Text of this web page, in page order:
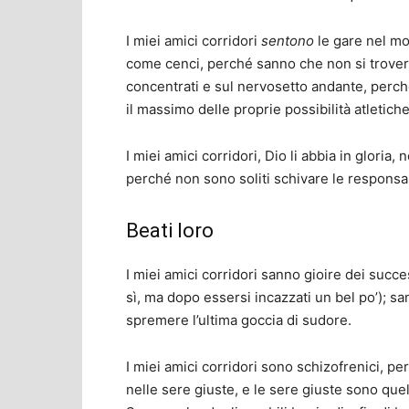
I miei amici corridori sentono le gare nel
come cenci, perché sanno che non si
concentrati e sul nervosetto andante,
il massimo delle proprie possibilità
I miei amici corridori, Dio li abbia in gloria,
perché non sono soliti schivare le
Beati loro
I miei amici corridori sanno gioire dei
sì, ma dopo essersi incazzati un bel po’);
spremere l’ultima goccia di sudore.
I miei amici corridori sono schizofrenici,
nelle sere giuste, e le sere giuste sono